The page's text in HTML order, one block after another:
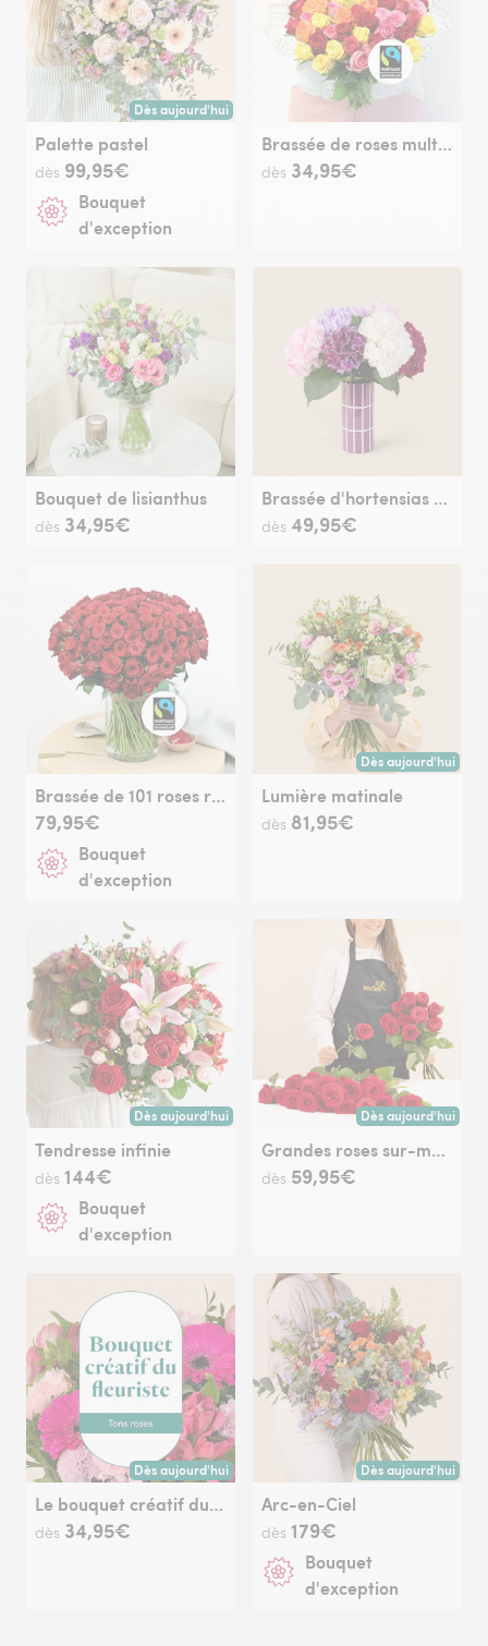
Dès aujourd'hui
Livraison dès aujourd'hui (pour toute commande passée
Palette pastel
dès 99,95€
Bouquet
d'exception
Brassée de roses multicolores Max Havelaar
dès 34,95€
Bouquet de lisianthus
dès 34,95€
Brassée d'hortensias variée et son vase
dès 49,95€
Brassée de 101 roses rouges Max Havelaar
79,95€
Bouquet
d'exception
Dès aujourd'hui
Livraison dès
Lumière matinale
dès 81,95€
Dès aujourd'hui
Livraison dès aujourd'hui (pour toute commande passée
Tendresse infinie
dès 144€
Bouquet
d'exception
Dès aujourd'hui
Livraison dès
Grandes roses sur-mesure
dès 59,95€
Dès aujourd'hui
Livraison dès aujourd'hui (pour toute commande passée
Le bouquet créatif du fleuriste rose
dès 34,95€
Dès aujourd'hui
Livraison dès
Arc-en-Ciel
dès 179€
Bouquet
d'exception